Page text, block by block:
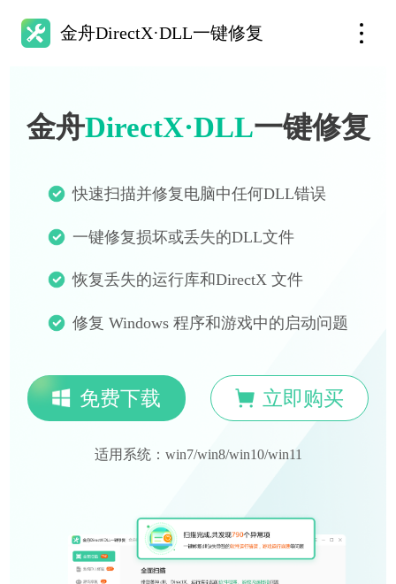
金舟DirectX·DLL一键修复
金舟DirectX·DLL一键修复
快速扫描并修复电脑中任何DLL错误
一键修复损坏或丢失的DLL文件
恢复丢失的运行库和DirectX 文件
修复 Windows 程序和游戏中的启动问题
免费下载 立即购买
适用系统：win7/win8/win10/win11